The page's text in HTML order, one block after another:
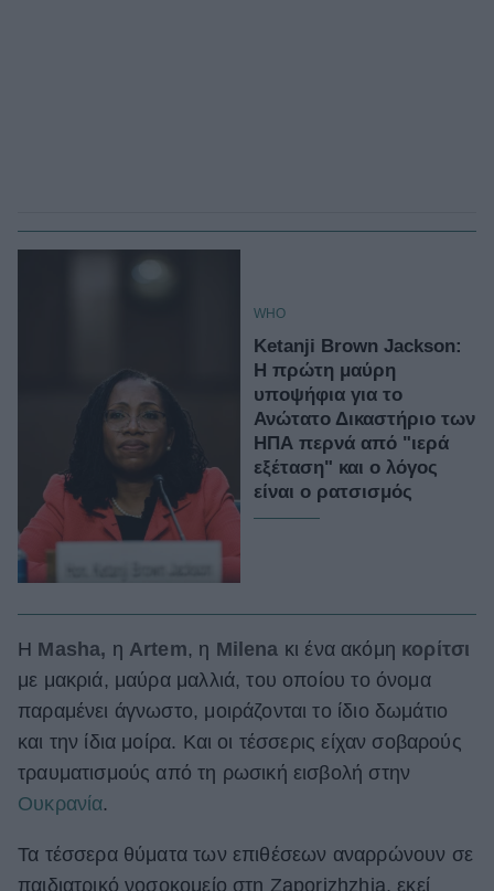
WHO
Ketanji Brown Jackson:
Η πρώτη μαύρη
υποψήφια για το
Ανώτατο Δικαστήριο των
ΗΠΑ περνά από "ιερά
εξέταση" και ο λόγος
είναι ο ρατσισμός
Η Masha, η Artem, η Milena κι ένα ακόμη κορίτσι
με μακριά, μαύρα μαλλιά, του οποίου το όνομα
παραμένει άγνωστο, μοιράζονται το ίδιο δωμάτιο
και την ίδια μοίρα. Και οι τέσσερις είχαν σοβαρούς
τραυματισμούς από τη ρωσική εισβολή στην
Ουκρανία.
Τα τέσσερα θύματα των επιθέσεων αναρρώνουν σε
παιδιατρικό νοσοκομείο στη Zaporizhzhia, εκεί